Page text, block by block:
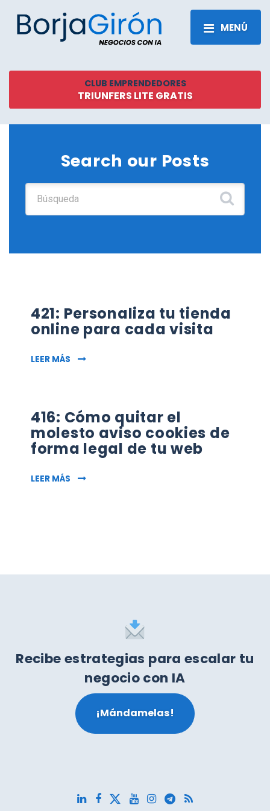
MENÚ
CLUB EMPRENDEDORES
TRIUNFERS LITE GRATIS
Search our Posts
421: Personaliza tu tienda
online para cada visita
LEER MÁS 421: PERSONALIZA TU TIENDA ONLINE PARA
416: Cómo quitar el
molesto aviso cookies de
forma legal de tu web
LEER MÁS 416: CÓMO QUITAR EL MOLESTO AVISO
Recibe estrategias para escalar tu
negocio con IA
¡Mándamelas!